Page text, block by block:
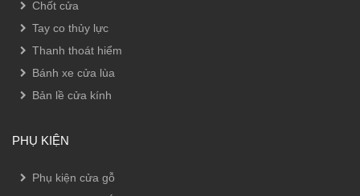
Chốt cửa
Tay co thủy lực
Thanh thoát hiểm
Bánh xe cửa lùa
Bản lề cửa kính
PHỤ KIỆN
Phụ kiện cửa gỗ